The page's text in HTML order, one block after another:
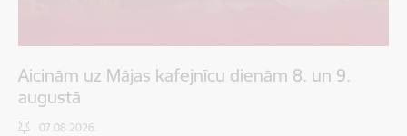
Aicinām uz Mājas kafejnīcu dienām 8. un 9.
augustā
07.08.2026.